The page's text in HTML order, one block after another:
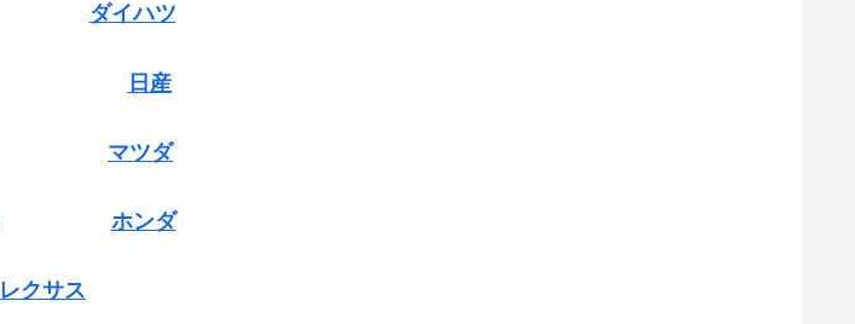
ダイハツ
日産
マツダ
ホンダ
レクサス